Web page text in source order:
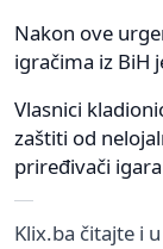
Nakon ove
igračima iz BiH
Vlasnici
zaštiti od
priređivači
Klix.ba čitajte i